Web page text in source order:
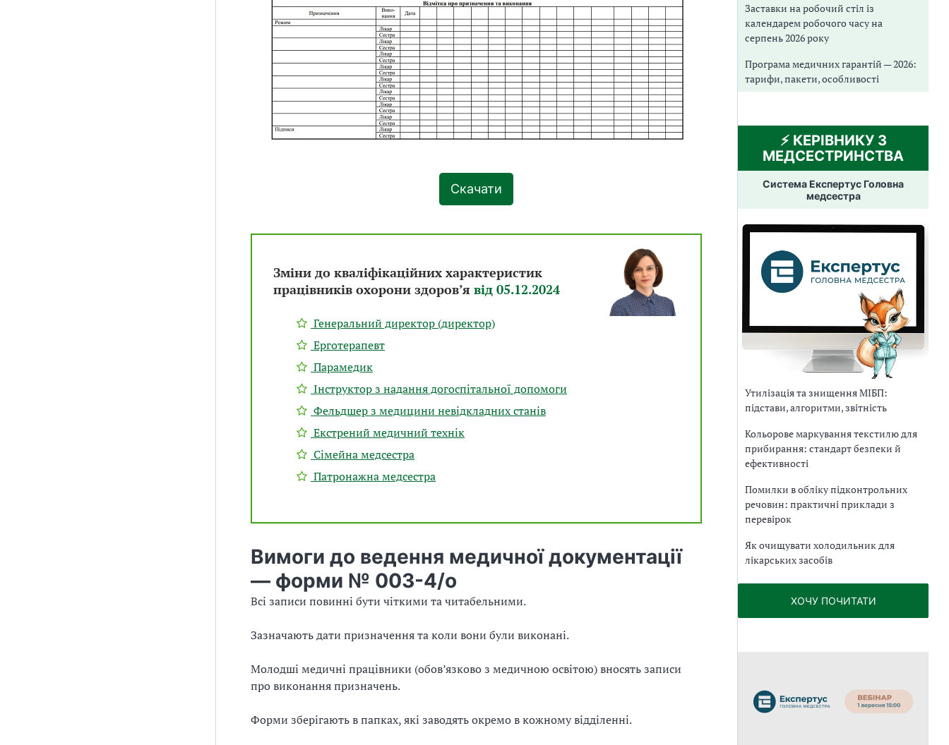
Скачати
Зміни до кваліфікаційних характеристик
працівників охорони здоров’я від 05.12.2024
Генеральний директор (директор)
Ерготерапевт
Парамедик
Інструктор з надання догоспітальної допомоги
Фельдшер з медицини невідкладних станів
Екстрений медичний технік
Сімейна медсестра
Патронажна медсестра
Вимоги до ведення медичної документації
— форми № 003-4/о
Всі записи повинні бути чіткими та читабельними.
Зазначають дати призначення та коли вони були виконані.
Молодші медичні працівники (обов’язково з медичною освітою) вносять записи
про виконання призначень.
Форми зберігають в папках, які заводять окремо в кожному відділенні.
Заставки на робочий стіл із
календарем робочого часу на
серпень 2026 року
Програма медичних гарантій — 2026:
тарифи, пакети, особливості
⚡️ КЕРІВНИКУ З
МЕДСЕСТРИНСТВА
Система Експертус Головна
медсестра
Утилізація та знищення МІБП:
підстави, алгоритми, звітність
Кольорове маркування текстилю для
прибирання: стандарт безпеки й
ефективності
Помилки в обліку підконтрольних
речовин: практичні приклади з
перевірок
Як очищувати холодильник для
лікарських засобів
ХОЧУ ПОЧИТАТИ